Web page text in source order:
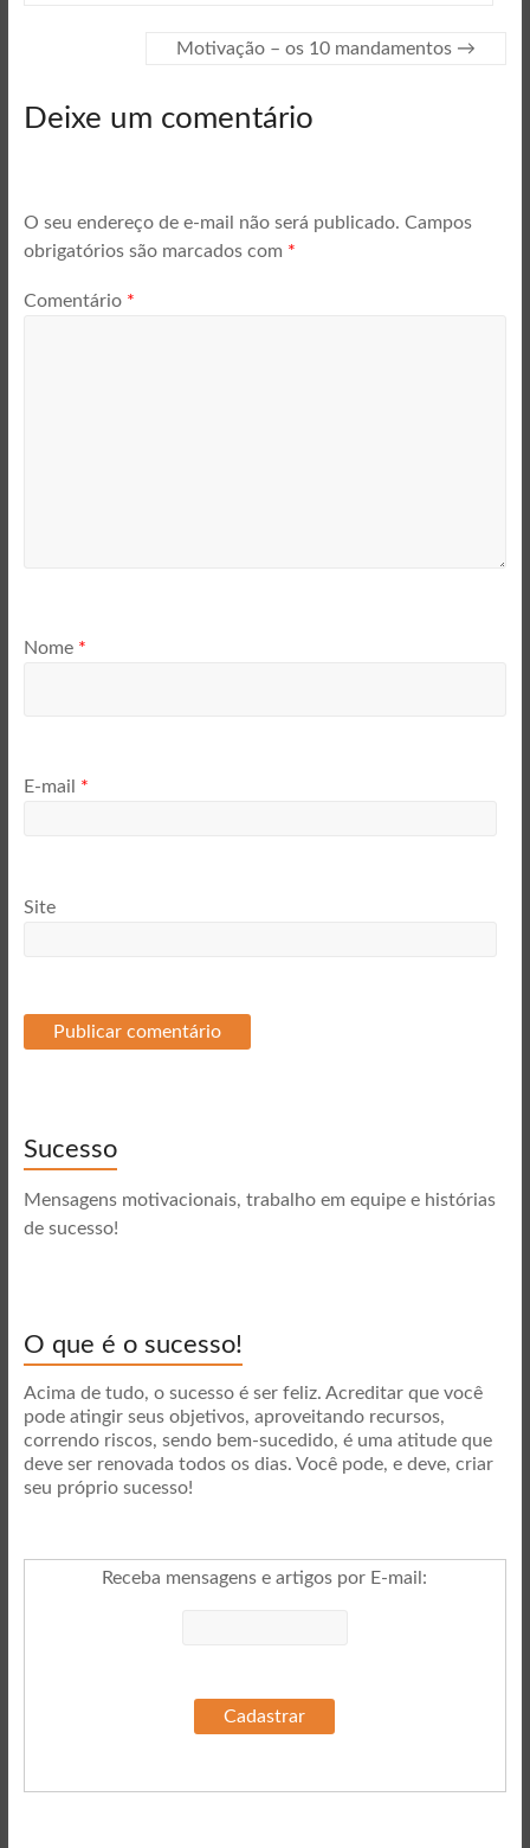
Motivação – os 10 mandamentos →
Deixe um comentário
O seu endereço de e-mail não será publicado. Campos
obrigatórios são marcados com *
Comentário *
Nome *
E-mail *
Site
Sucesso
Mensagens motivacionais, trabalho em equipe e histórias
de sucesso!
O que é o sucesso!
Acima de tudo, o sucesso é ser feliz. Acreditar que você
pode atingir seus objetivos, aproveitando recursos,
correndo riscos, sendo bem-sucedido, é uma atitude que
deve ser renovada todos os dias. Você pode, e deve, criar
seu próprio sucesso!
Receba mensagens e artigos por E-mail :